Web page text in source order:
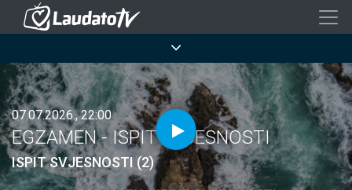
Skoči
sadržaj
07.07.2026., 22:00
EGZAMEN - ISPIT SVJESNOSTI
ISPIT SVJESNOSTI (2)